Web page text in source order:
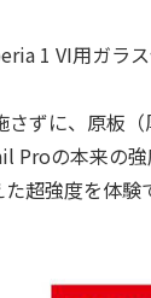
1 VI用ガラス
さずに、原板
の本来の
超強度を体験